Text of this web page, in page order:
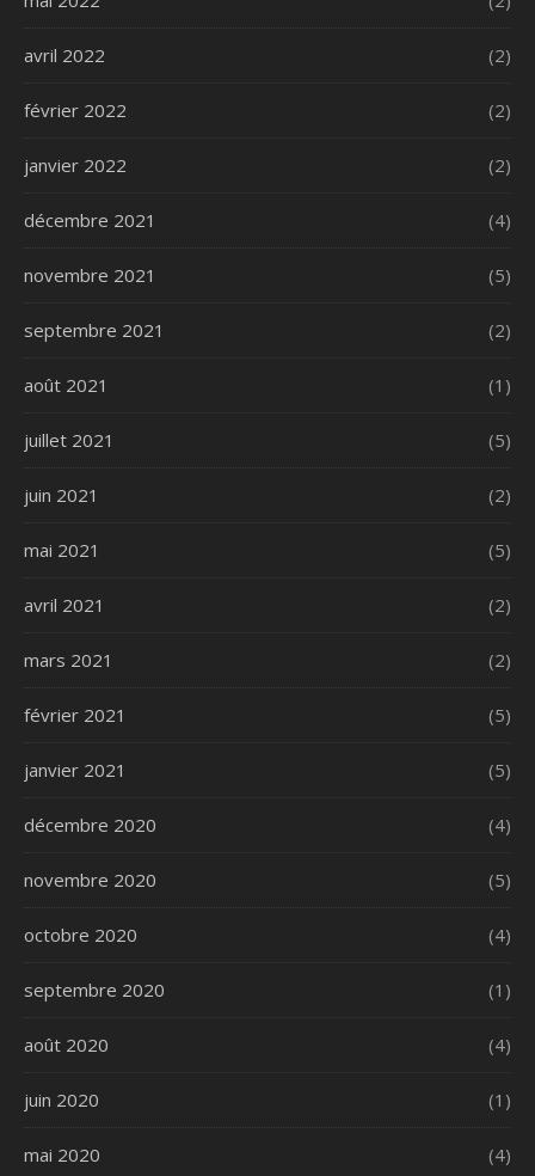
avril 2022 (2)
février 2022 (2)
janvier 2022 (2)
décembre 2021 (4)
novembre 2021 (5)
septembre 2021 (2)
août 2021 (1)
juillet 2021 (5)
juin 2021 (2)
mai 2021 (5)
avril 2021 (2)
mars 2021 (2)
février 2021 (5)
janvier 2021 (5)
décembre 2020 (4)
novembre 2020 (5)
octobre 2020 (4)
septembre 2020 (1)
août 2020 (4)
juin 2020 (1)
mai 2020 (4)